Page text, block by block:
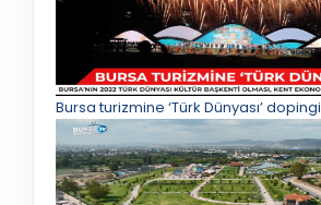
Bursa turizmine ‘Türk Dünyası’ dopingi